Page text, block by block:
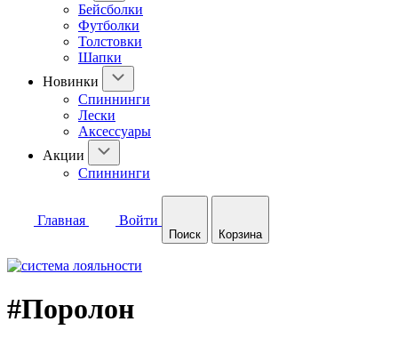
Бейсболки
Футболки
Толстовки
Шапки
Новинки
Спиннинги
Лески
Аксессуары
Акции
Спиннинги
Главная Войти
Поиск Корзина
#Поролон